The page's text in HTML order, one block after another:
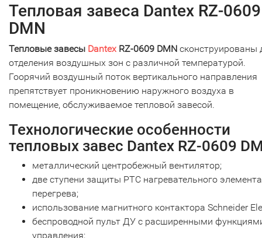
Тепловая завеса Dantex RZ-0609
DMN
Тепловые завесы Dantex RZ-0609 DMN сконструированы
отделения воздушных зон с различной температурой.
Гоорячий воздушный поток вертикального направления
препятствует проникновению наружного воздуха в
помещение, обслуживаемое тепловой завесой.
Технологические особенности
тепловых завес Dantex RZ-0609
металлический центробежный вентилятор;
две ступени защиты PTC нагревательного
перегрева;
использование магнитного контактора Schneider
беспроводной пульт ДУ с расширенными
управления;